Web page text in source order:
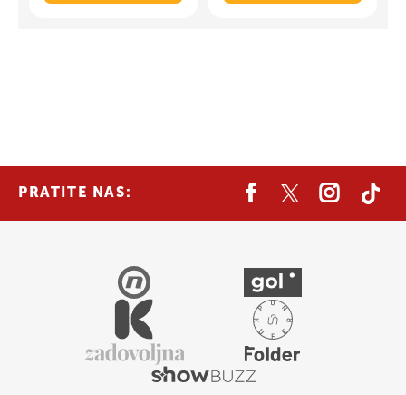
PRATITE NAS: